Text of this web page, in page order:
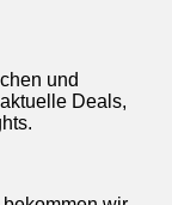
und
Deals,